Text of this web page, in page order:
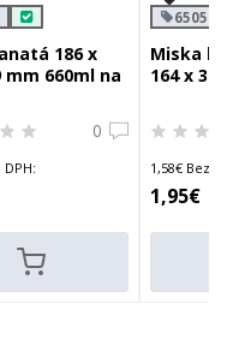
186 x
mm 660ml na
0
DPH:
65056
Miska
164 x 36
1,58€ Bez
1,95€